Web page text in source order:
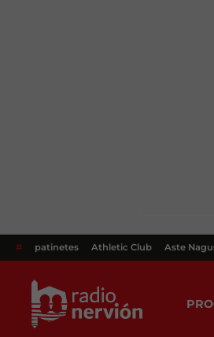
# patinetes Athletic Club Aste